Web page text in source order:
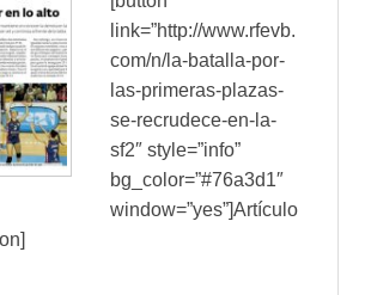
link=”http://www.rfevb.
com/n/la-batalla-por-
las-primeras-plazas-
se-recrudece-en-la-
sf2″ style=”info”
bg_color=”#76a3d1″
window=”yes”]Artículo